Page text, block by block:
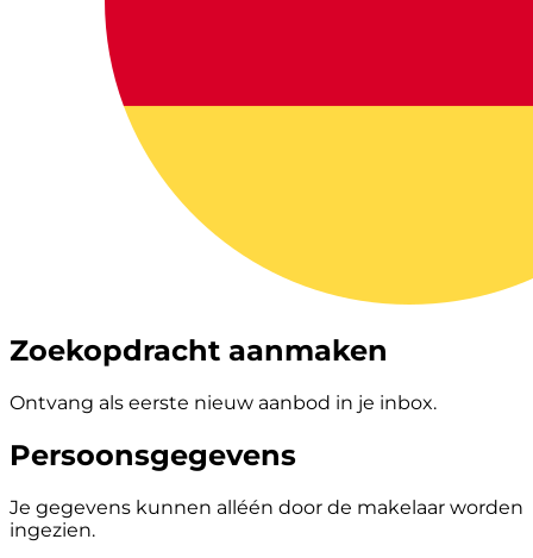
Zoekopdracht aanmaken
Ontvang als eerste nieuw aanbod in je inbox.
Persoonsgegevens
Je gegevens kunnen alléén door de makelaar worden
ingezien.